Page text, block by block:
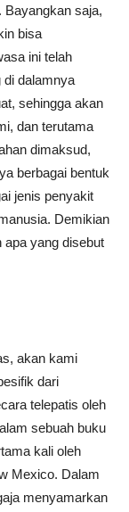
Bayangkan saja,
bisa
ini telah
di dalamnya
sehingga akan
dan terutama
dimaksud,
berbagai bentuk
jenis penyakit
Demikian
apa yang disebut
akan kami
dari
telepatis oleh
sebuah buku
kali oleh
Mexico. Dalam
menyamarkan